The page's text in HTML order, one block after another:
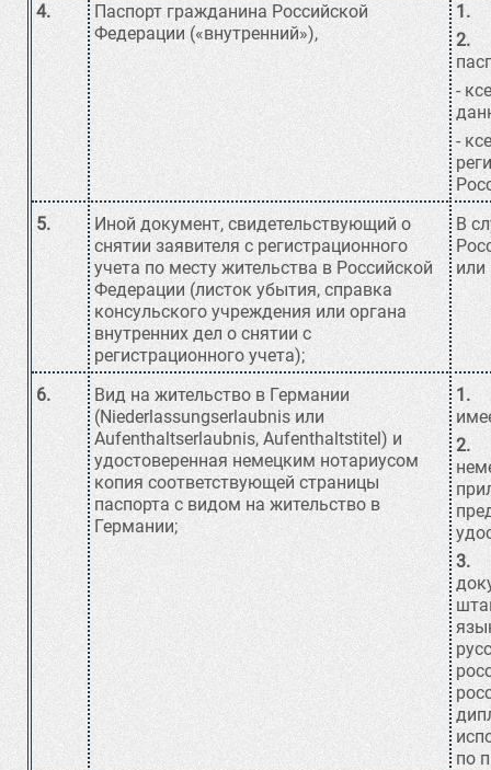
4.
Паспорт гражданина Российской
Федерации («внутренний»),
1.
2.
-
-
5.
Иной документ, свидетельствующий о
снятии заявителя с регистрационного
учета по месту жительства в Российской
Федерации (листок убытия, справка
консульского учреждения или органа
внутренних дел о снятии с
регистрационного учета);
В
или
6.
Вид на жительство в Германии
(Niederlassungserlaubnis или
Aufenthaltserlaubnis, Aufenthaltstitel) и
удостоверенная немецким нотариусом
копия соответствующей страницы
паспорта с видом на жительство в
Германии;
1.
2.
3.
по